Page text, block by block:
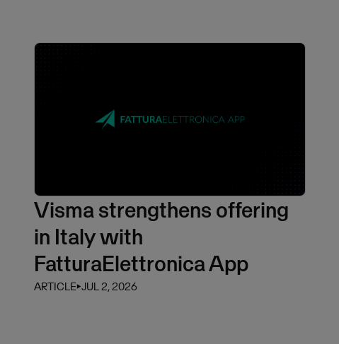
Visma strengthens offering
in Italy with
FatturaElettronica App
ARTICLE⏵JUL 2, 2026